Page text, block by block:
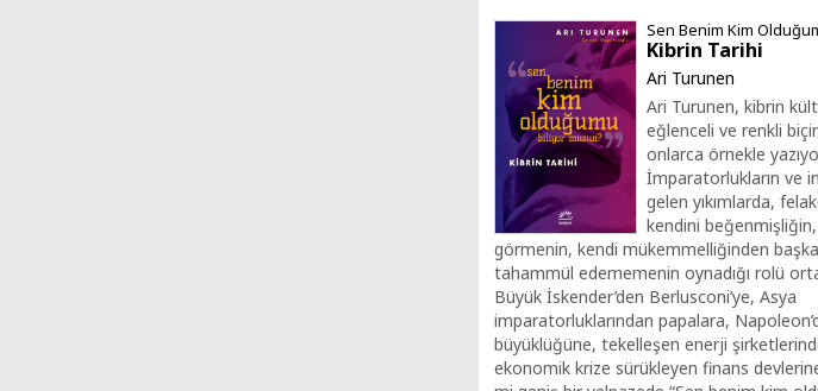
Sen Benim Kim
Kibrin Tarihi
Ari Turunen
Ari Turunen, kibrin
eğlenceli ve renkli
onlarca örnekle
İmparatorlukların ve
gelen yıkımlarda,
kendini beğenmişliğin,
görmenin, kendi mükemmelliğinden
tahammül edememenin oynadığı rolü
Büyük İskender’den Berlusconi’ye, Asya
imparatorluklarından papalara,
büyüklüğüne, tekelleşen enerji
ekonomik krize sürükleyen finans